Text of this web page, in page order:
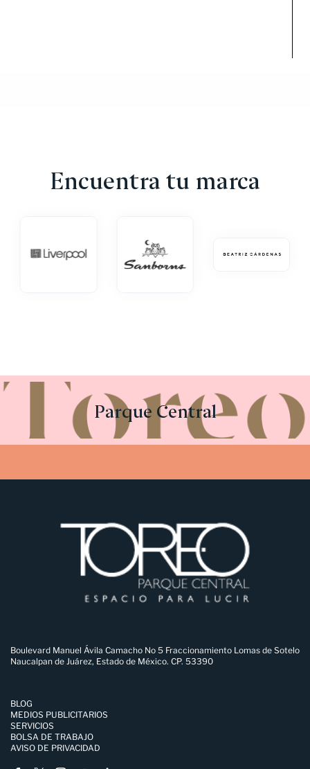
Encuentra tu marca
Parque Central
Boulevard Manuel Ávila Camacho No 5 Fraccionamiento Lomas de Sotelo
Naucalpan de Juárez, Estado de México. CP. 53390
BLOG
MEDIOS PUBLICITARIOS
SERVICIOS
BOLSA DE TRABAJO
AVISO DE PRIVACIDAD